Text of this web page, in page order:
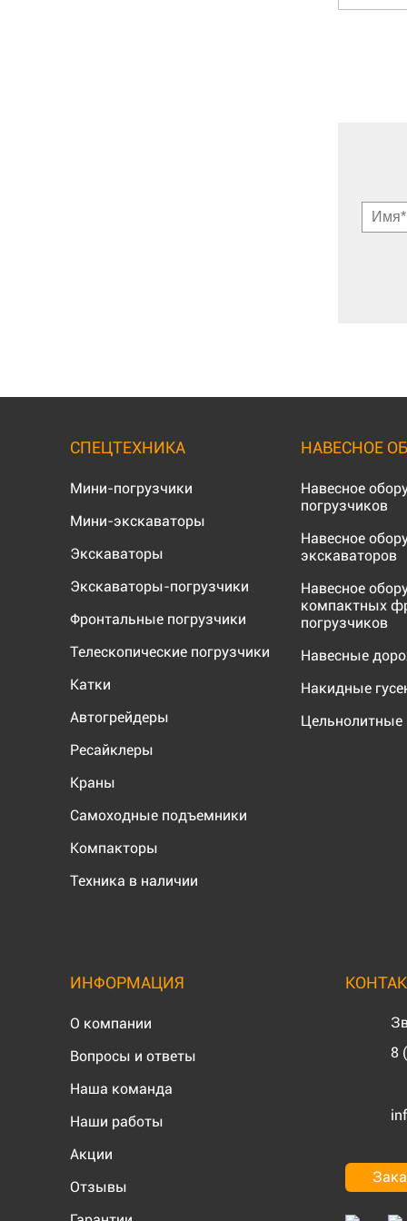
СПЕЦТЕХНИКА
Мини-погрузчики
Мини-экскаваторы
Экскаваторы
Экскаваторы-погрузчики
Фронтальные погрузчики
Телескопические погрузчики
Катки
Автогрейдеры
Ресайклеры
Краны
Самоходные подъемники
Компакторы
Техника в наличии
НАВЕСНОЕ
Навесное
погрузчиков
Навесное
экскаваторов
Навесное
компактных
погрузчиков
Навесные
Накидные
Цельнолитные
ИНФОРМАЦИЯ
О компании
Вопросы и ответы
Наша команда
Наши работы
Акции
Отзывы
8